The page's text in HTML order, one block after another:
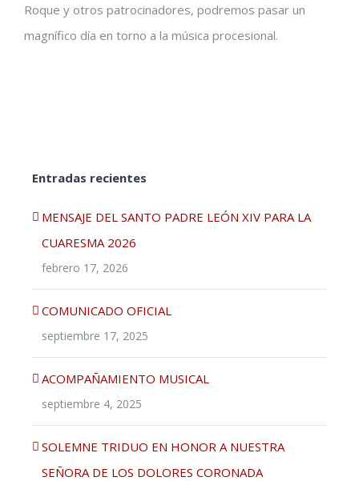
Roque y otros patrocinadores, podremos pasar un
magnífico día en torno a la música procesional.
Entradas recientes
MENSAJE DEL SANTO PADRE LEÓN XIV PARA LA
CUARESMA 2026
febrero 17, 2026
COMUNICADO OFICIAL
septiembre 17, 2025
ACOMPAÑAMIENTO MUSICAL
septiembre 4, 2025
SOLEMNE TRIDUO EN HONOR A NUESTRA
SEÑORA DE LOS DOLORES CORONADA